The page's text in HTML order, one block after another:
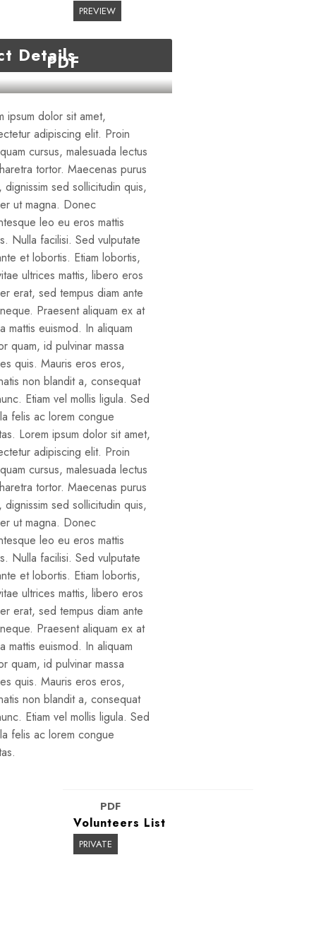
PREVIEW
Details
PDF
ipsum dolor sit amet,
adipiscing elit. Proin
cursus, malesuada lectus
tortor. Maecenas purus
dignissim sed sollicitudin quis,
ut magna. Donec
leo eu eros mattis
Nulla facilisi. Sed vulputate
et lobortis. Etiam lobortis,
ultrices mattis, libero eros
erat, sed tempus diam ante
Praesent aliquam ex at
mattis euismod. In aliquam
quam, id pulvinar massa
quis. Mauris eros eros,
non blandit a, consequat
Etiam vel mollis ligula. Sed
felis ac lorem congue
Lorem ipsum dolor sit amet,
adipiscing elit. Proin
cursus, malesuada lectus
tortor. Maecenas purus
dignissim sed sollicitudin quis,
ut magna. Donec
leo eu eros mattis
Nulla facilisi. Sed vulputate
et lobortis. Etiam lobortis,
ultrices mattis, libero eros
erat, sed tempus diam ante
Praesent aliquam ex at
mattis euismod. In aliquam
quam, id pulvinar massa
quis. Mauris eros eros,
non blandit a, consequat
Etiam vel mollis ligula. Sed
felis ac lorem congue
PDF
Volunteers List
PRIVATE